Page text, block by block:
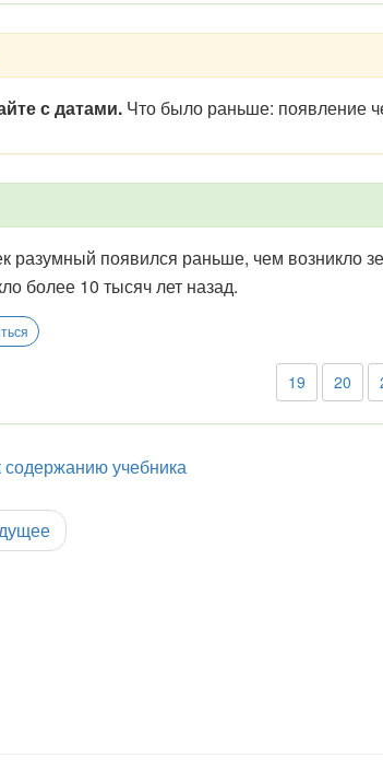
с датами. Что было раньше: появление
разумный появился раньше, чем возникло
более 10 тысяч лет назад.
19 20
содержанию учебника